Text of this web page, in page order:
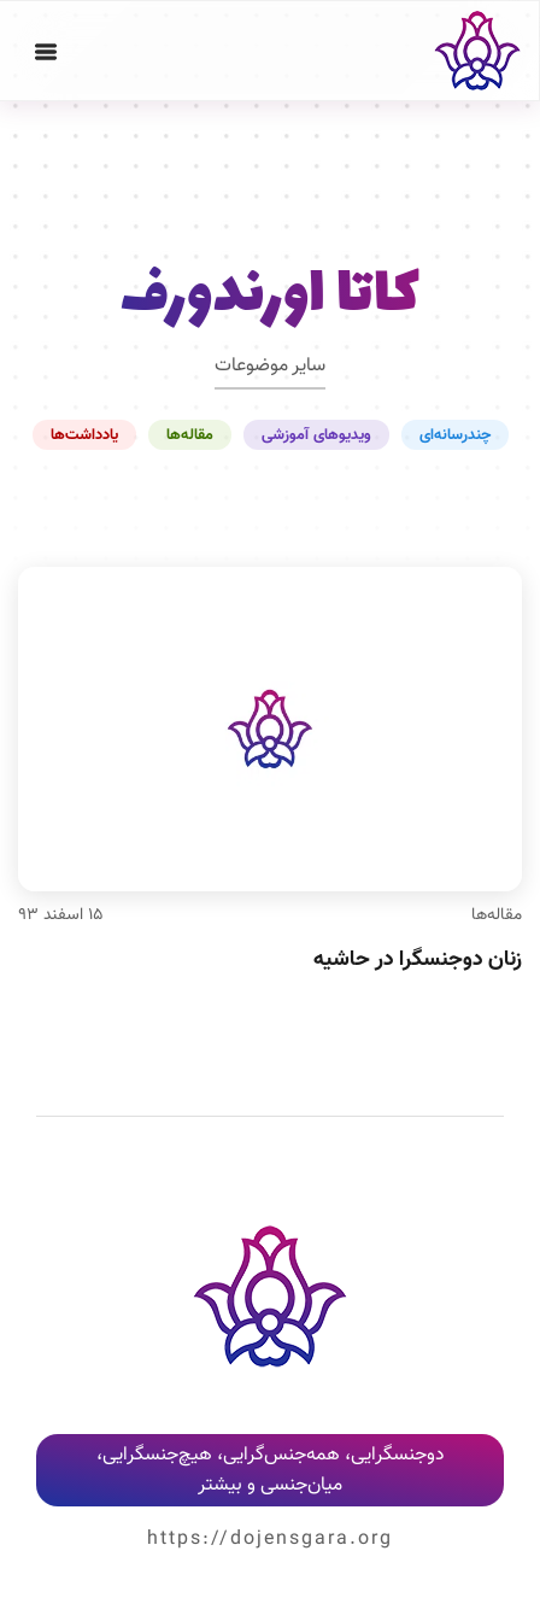
کاتا اورندورف
سایر موضوعات
چندرسانه‌ای ویدیوهای آموزشی مقاله‌ها یادداشت‌ها
مقاله‌ها ۱۵ اسفند ۹۳
زنان دوجنسگرا در حاشیه
دوجنسگرایی، همه‌جنس‌گرایی، هیچ‌جنسگرایی،
میان‌جنسی و بیشتر
https://dojensgara.org